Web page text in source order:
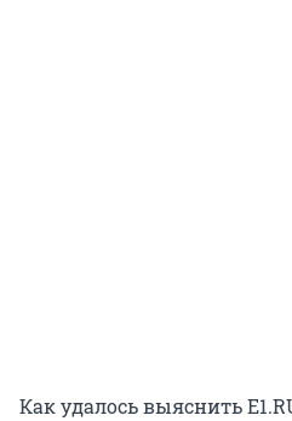
Как удалось выяснить